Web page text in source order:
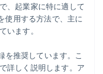
、起業家に特に適して
使用する方法で、主に
います。
を推奨しています。こ
詳しく説明します。ア